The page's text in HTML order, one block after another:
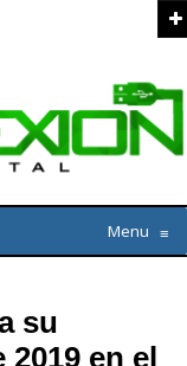
Menu ≡
su
en el